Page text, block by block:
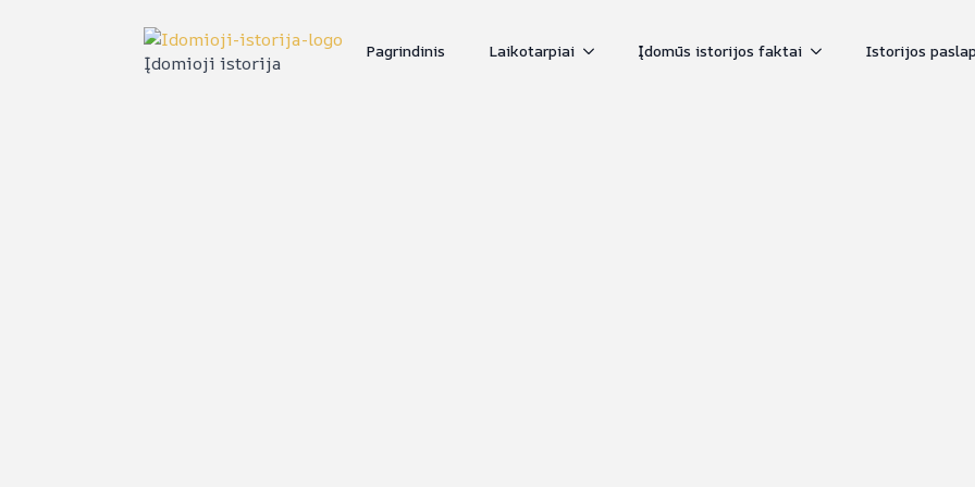
Įdomioji istorija
Pagrindinis Laikotarpiai Įdomūs istorijos faktai Istorijos